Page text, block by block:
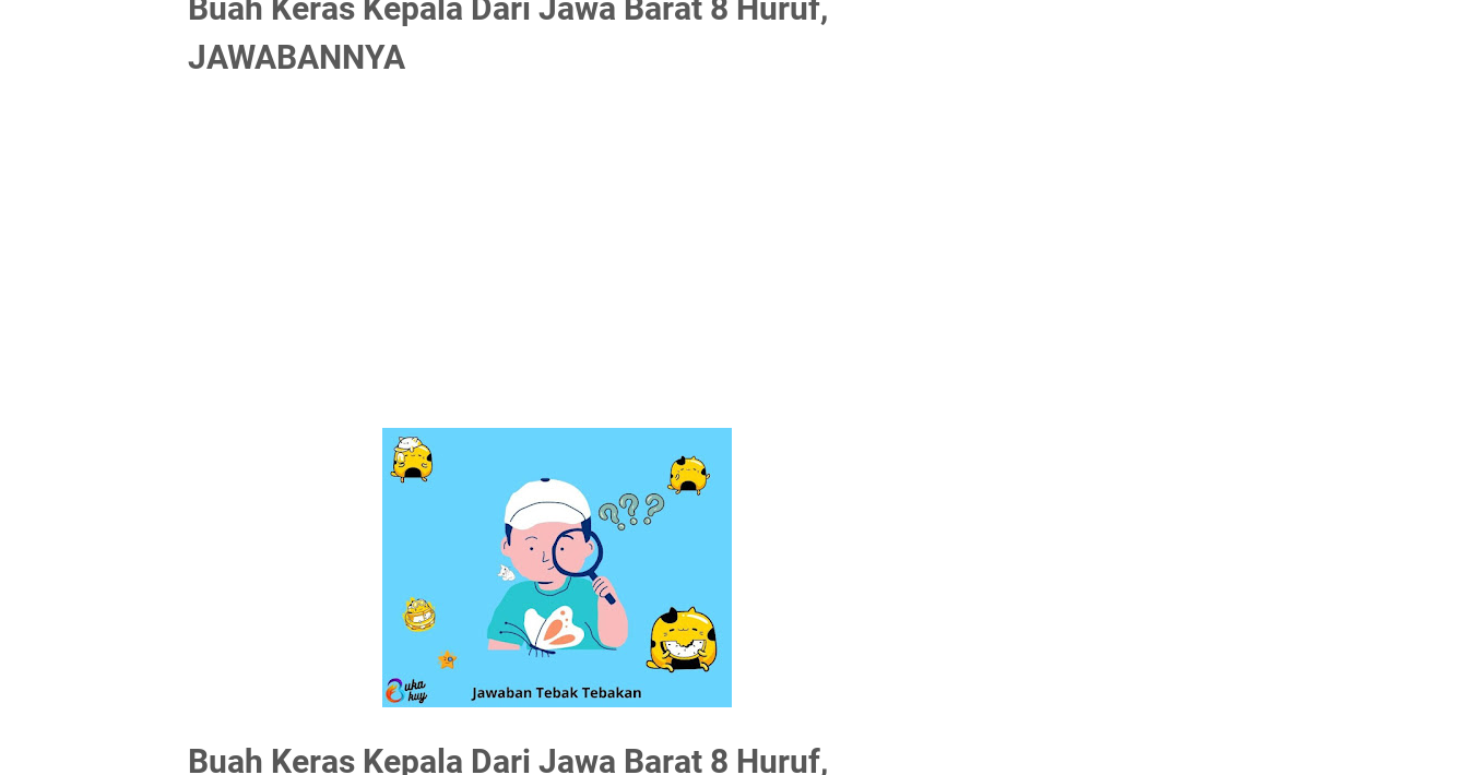
Buah Keras Kepala Dari Jawa Barat 8 Huruf,
JAWABANNYA
Buah Keras Kepala Dari Jawa Barat 8 Huruf,